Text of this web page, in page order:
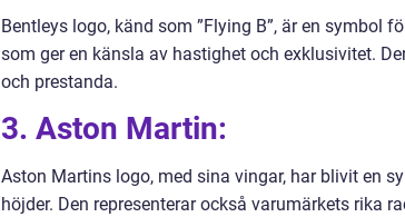
Bentleys logo, känd som ”Flying B”, är en symbol
som ger en känsla av hastighet och exklusivitet.
och prestanda.
3. Aston Martin:
Aston Martins logo, med sina vingar, har blivit en
höjder. Den representerar också varumärkets rika